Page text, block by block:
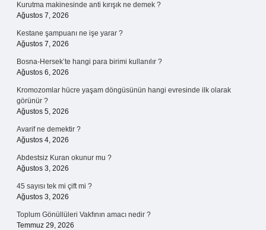
Kurutma makinesinde anti kırışık ne demek ?
Ağustos 7, 2026
Kestane şampuanı ne işe yarar ?
Ağustos 7, 2026
Bosna-Hersek’te hangi para birimi kullanılır ?
Ağustos 6, 2026
Kromozomlar hücre yaşam döngüsünün hangi evresinde ilk olarak
görünür ?
Ağustos 5, 2026
Avarif ne demektir ?
Ağustos 4, 2026
Abdestsiz Kuran okunur mu ?
Ağustos 3, 2026
45 sayısı tek mi çift mi ?
Ağustos 3, 2026
Toplum Gönüllüleri Vakfının amacı nedir ?
Temmuz 29, 2026